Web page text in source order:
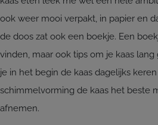
ook weer mooi verpakt, in papier en
de doos zat ook een boekje. Een
vinden, maar ook tips om je kaas
je in het begin de kaas dagelijks
schimmelvorming de kaas het beste
afnemen.